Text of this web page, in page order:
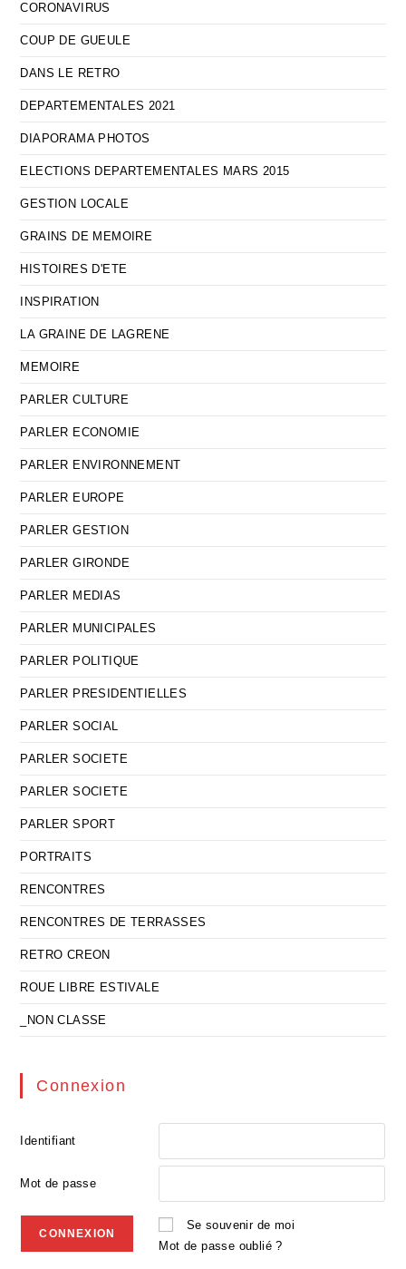
CORONAVIRUS
COUP DE GUEULE
DANS LE RETRO
DEPARTEMENTALES 2021
DIAPORAMA PHOTOS
ELECTIONS DEPARTEMENTALES MARS 2015
GESTION LOCALE
GRAINS DE MEMOIRE
HISTOIRES D'ETE
INSPIRATION
LA GRAINE DE LAGRENE
MEMOIRE
PARLER CULTURE
PARLER ECONOMIE
PARLER ENVIRONNEMENT
PARLER EUROPE
PARLER GESTION
PARLER GIRONDE
PARLER MEDIAS
PARLER MUNICIPALES
PARLER POLITIQUE
PARLER PRESIDENTIELLES
PARLER SOCIAL
PARLER SOCIETE
PARLER SOCIETE
PARLER SPORT
PORTRAITS
RENCONTRES
RENCONTRES DE TERRASSES
RETRO CREON
ROUE LIBRE ESTIVALE
_NON CLASSE
Connexion
Identifiant
Mot de passe
Se souvenir de moi
Mot de passe oublié ?